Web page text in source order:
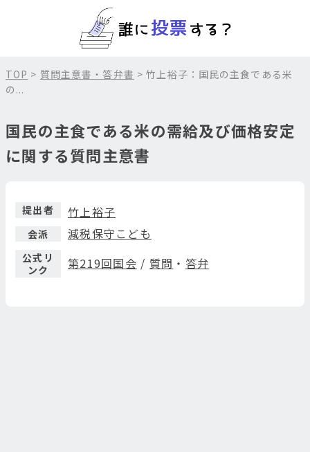
TOP > 質問主意書・答弁書 > 竹上裕子：国民の主食である米
の...
国民の主食である米の需給及び価格安定
に関する質問主意書
提出者 竹上裕子
会派 減税保守こども
公式リ
ンク
第219回国会 / 質問 ・ 答弁